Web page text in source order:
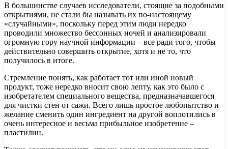
В большинстве случаев исследователи, стоящие за подобными
открытиями, не стали бы называть их по-настоящему
«случайными», поскольку перед этим люди нередко
проводили множество бессонных ночей и анализировали
огромную гору научной информации – все ради того, чтобы
действительно совершить открытие, хотя и не то, что
получилось в итоге.
Стремление понять, как работает тот или иной новый
продукт, тоже нередко вносит свою лепту, как это было с
изобретателем специального вещества, предназначавшегося
для чистки стен от сажи. Всего лишь простое любопытство и
желание сменить один ингредиент на другой воплотились в
очень интересное и весьма прибыльное изобретение –
пластилин.